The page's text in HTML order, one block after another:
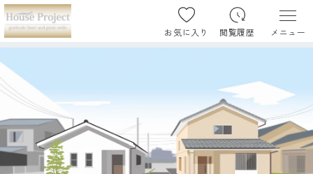
お気に入り 閲覧履歴 メニュー